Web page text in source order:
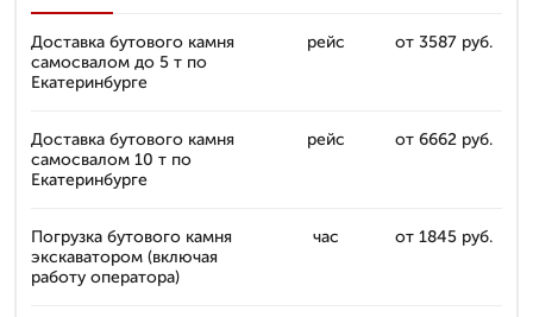
Доставка бутового камня
самосвалом до 5 т по
Екатеринбурге
рейс от 3587 руб.
Доставка бутового камня
самосвалом 10 т по
Екатеринбурге
рейс от 6662 руб.
Погрузка бутового камня
экскаватором (включая
работу оператора)
час от 1845 руб.